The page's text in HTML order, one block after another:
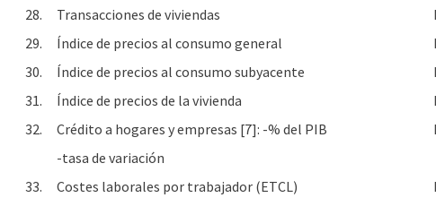
28.
Transacciones de viviendas
29.
Índice de precios al consumo general
30.
Índice de precios al consumo subyacente
31.
Índice de precios de la vivienda
32.
Crédito a hogares y empresas [7]: -% del PIB
-tasa de variación
33.
Costes laborales por trabajador (ETCL)